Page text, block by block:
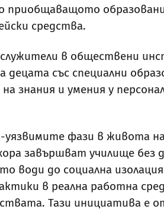
средства.
в обществени
децата със специални
знания и умения у
фази в живота
завършват училище без
води до социална
в реална работна
Тази инициатива е